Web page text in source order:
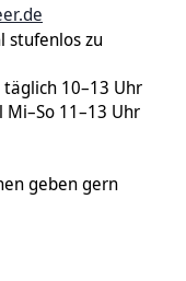
stufenlos zu
10–13 Uhr
11–13 Uhr
geben gern